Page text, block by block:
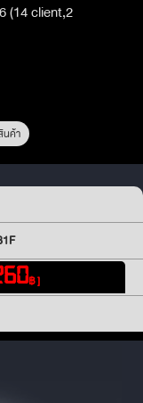
(14 client,2
นค้า
฿ ]